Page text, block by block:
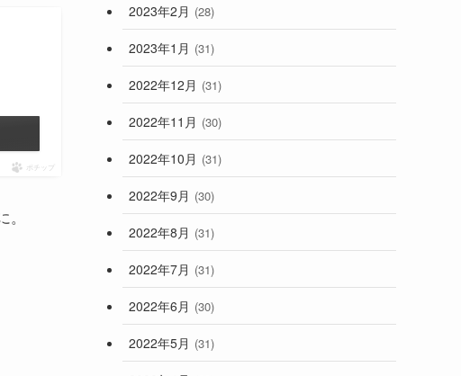
ポチップ
2023年2月 (28)
2023年1月 (31)
2022年12月 (31)
2022年11月 (30)
2022年10月 (31)
2022年9月 (30)
2022年8月 (31)
2022年7月 (31)
2022年6月 (30)
2022年5月 (31)